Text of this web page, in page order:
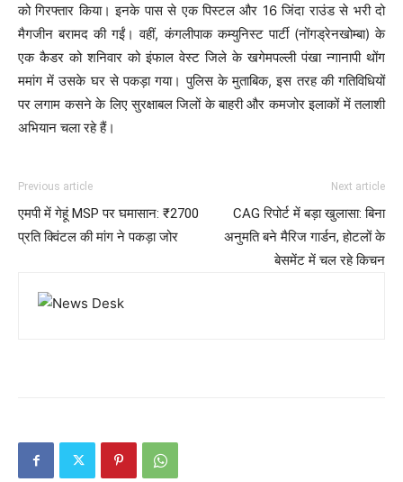
को गिरफ्तार किया। इनके पास से एक पिस्टल और 16 जिंदा राउंड से भरी दो
मैगजीन बरामद की गईं। वहीं, कंगलीपाक कम्युनिस्ट पार्टी (नोंगड्रेनखोम्बा) के
एक कैडर को शनिवार को इंफाल वेस्ट जिले के खगेमपल्ली पंखा न्गानापी थोंग
ममांग में उसके घर से पकड़ा गया। पुलिस के मुताबिक, इस तरह की गतिविधियों
पर लगाम कसने के लिए सुरक्षाबल जिलों के बाहरी और कमजोर इलाकों में तलाशी
अभियान चला रहे हैं।
Previous article
एमपी में गेहूं MSP पर घमासान: ₹2700
प्रति क्विंटल की मांग ने पकड़ा जोर
Next article
CAG रिपोर्ट में बड़ा खुलासा: बिना
अनुमति बने मैरिज गार्डन, होटलों के
बेसमेंट में चल रहे किचन